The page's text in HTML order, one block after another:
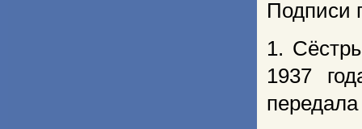
Подписи
1.
1937